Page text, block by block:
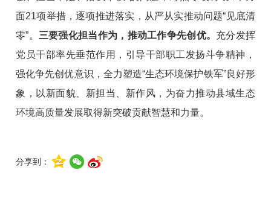
面21项举措，逐项推进落实，从严从实推动问题“见底清
零”。 三要强化担当作为，推动工作争先创优。 充分发挥
党员干部率先垂范作用，引导干部职工发扬斗争精神，
强化争先创优意识，全力塑造“生态环境保护铁军”良好形
象，以新面貌、新担当、新作风，为奋力推动县域生态
环境高质量发展取得新突破贡献智慧和力量。
分享到：